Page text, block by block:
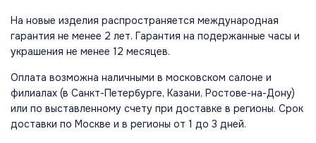
На новые изделия распространяется международная
гарантия не менее 2 лет. Гарантия на подержанные часы и
украшения не менее 12 месяцев.
Оплата возможна наличными в московском салоне и
филиалах (в Санкт-Петербурге, Казани, Ростове-на-Дону)
или по выставленному счету при доставке в регионы. Срок
доставки по Москве и в регионы от 1 до 3 дней.